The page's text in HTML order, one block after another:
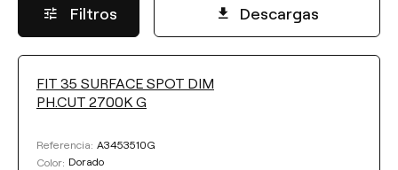
Filtros Descargas
FLUJO LUMÍNICO
Seleccionar
FIT 35 SURFACE SPOT DIM
PH.CUT 2700K G
Referencia: A3453510G
Color: Dorado